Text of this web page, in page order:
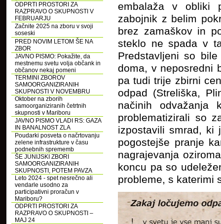
ODPRTI PROSTORI ZA
RAZPRAVO O SKUPNOSTI V
FEBRUARJU
Začnite 2025 na zboru v svoji
soseski
PRED NOVIM LETOM ŠE NA
ZBOR
JAVNO PISMO: Pokažite, da
mestnemu svetu volja občank in
občanov nekaj pomeni
TERMINI ZBOROV
SAMOORGANIZIRANIH
SKUPNOSTI V NOVEMBRU
Oktober na zborih
samoorganiziranih četrtnih
skupnosti v Mariboru
JAVNO PISMO VLADI RS: GAZA
IN BANALNOST ZLA
Poudarki posveta o načrtovanju
zelene infrastrukture v času
podnebnih sprememb
ŠE JUNIJSKI ZBORI
SAMOORGANIZIRANIH
SKUPNOSTI, POTEM PAVZA
Leto 2024 - spet nesrečno ali
vendarle usodno za
participativni proračun v
Mariboru?
ODPRTI PROSTORI ZA
RAZPRAVO O SKUPNOSTI –
MAJ 24
embalaža v obliki
zabojnik z belim
brez zamaškov in
steklo ne spada v
Predstavljeni so
doma, v neposredni
pa tudi trije zbirni
odpad (Streliška,
načinih odvažanja
problematizirali so
izpostavili smrad, ki
pogostejše pranje
nagrajevanja
koncu pa so
probleme, s katerimi